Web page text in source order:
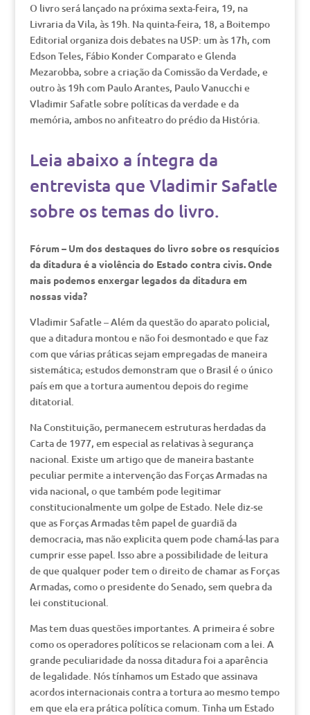
O livro será lançado na próxima sexta-feira, 19, na
Livraria da Vila, às 19h. Na quinta-feira, 18, a Boitempo
Editorial organiza dois debates na USP: um às 17h, com
Edson Teles, Fábio Konder Comparato e Glenda
Mezarobba, sobre a criação da Comissão da Verdade, e
outro às 19h com Paulo Arantes, Paulo Vanucchi e
Vladimir Safatle sobre políticas da verdade e da
memória, ambos no anfiteatro do prédio da História.
Leia abaixo a íntegra da
entrevista que Vladimir Safatle
sobre os temas do livro.
Fórum – Um dos destaques do livro sobre os resquícios
da ditadura é a violência do Estado contra civis. Onde
mais podemos enxergar legados da ditadura em
nossas vida?
Vladimir Safatle – Além da questão do aparato policial,
que a ditadura montou e não foi desmontado e que faz
com que várias práticas sejam empregadas de maneira
sistemática; estudos demonstram que o Brasil é o único
país em que a tortura aumentou depois do regime
ditatorial.
Na Constituição, permanecem estruturas herdadas da
Carta de 1977, em especial as relativas à segurança
nacional. Existe um artigo que de maneira bastante
peculiar permite a intervenção das Forças Armadas na
vida nacional, o que também pode legitimar
constitucionalmente um golpe de Estado. Nele diz-se
que as Forças Armadas têm papel de guardiã da
democracia, mas não explicita quem pode chamá-las para
cumprir esse papel. Isso abre a possibilidade de leitura
de que qualquer poder tem o direito de chamar as Forças
Armadas, como o presidente do Senado, sem quebra da
lei constitucional.
Mas tem duas questões importantes. A primeira é sobre
como os operadores políticos se relacionam com a lei. A
grande peculiaridade da nossa ditadura foi a aparência
de legalidade. Nós tínhamos um Estado que assinava
acordos internacionais contra a tortura ao mesmo tempo
em que ela era prática política comum. Tinha um Estado